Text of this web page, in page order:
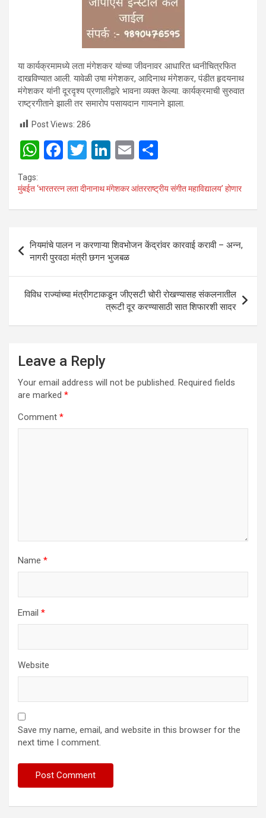
या कार्यक्रमामध्ये लता मंगेशकर यांच्या जीवनावर आधारित ध्वनीचित्रफित
दाखविण्यात आली. यावेळी उषा मंगेशकर, आदिनाथ मंगेशकर, पंडीत हृदयनाथ
मंगेशकर यांनी दूरदृश्य प्रणालीद्वारे भावना व्यक्त केल्या. कार्यक्रमाची सुरुवात
राष्ट्रगीताने झाली तर समारोप पसायदान गायनाने झाला.
Post Views: 286
W
at
s
p
p
F
ce
b
o
k
T
tt
er
Li
ke
dI
E
ail ar
e
Tags:
मुंबईत ‘भारतरत्न लता दीनानाथ मंगेशकर आंतरराष्ट्रीय संगीत महाविद्यालय’ होणार
Post
navigation
नियमांचे पालन न करणाऱ्या शिवभोजन केंद्रांवर कारवाई करावी – अन्न,
नागरी पुरवठा मंत्री छगन भुजबळ
विविध राज्यांच्या मंत्रीगटाकडून जीएसटी चोरी रोखण्यासह संकलनातील
त्रूटी दूर करण्यासाठी सात शिफारशी सादर
Leave a Reply
Your email address will not be published. Required fields
are marked *
Comment *
Name *
Email *
Website
Save my name, email, and website in this browser for the
next time I comment.